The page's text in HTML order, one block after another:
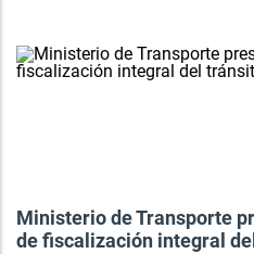
Ministerio de Transporte
de fiscalización integral